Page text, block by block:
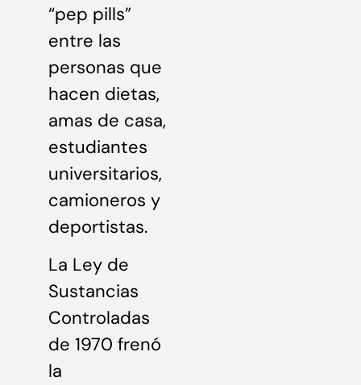
“pep pills”
entre las
personas que
hacen dietas,
amas de casa,
estudiantes
universitarios,
camioneros y
deportistas.
La Ley de
Sustancias
Controladas
de 1970 frenó
la